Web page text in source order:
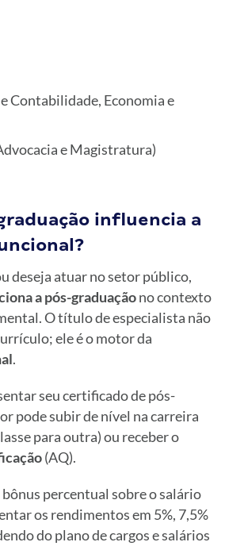
Contabilidade, Economia e
e Magistratura)
influencia a
deseja atuar no setor público,
a pós-graduaçãono contexto
O título de especialista não
ele é o motor da
.
seu certificado de pós-
pode subir de nível na carreira
para outra) ou receber o
(AQ).
bônus percentual sobre o salário
os rendimentos em 5%, 7,5%
do plano de cargos e salários